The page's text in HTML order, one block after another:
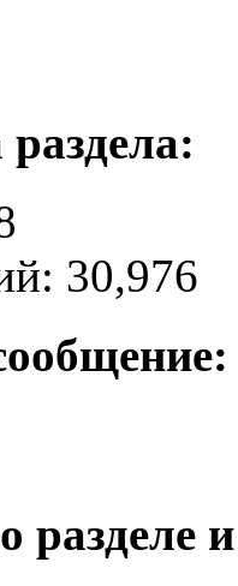
30,976